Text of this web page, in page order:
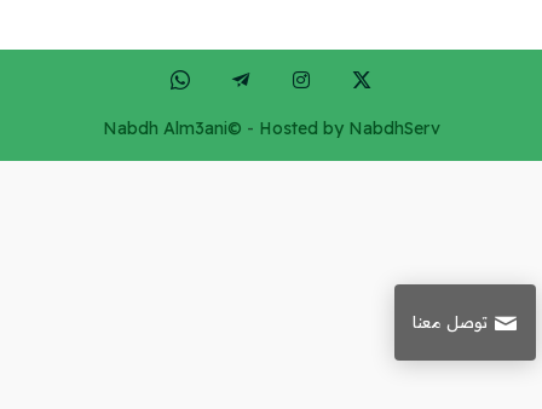
Nabdh Alm3ani© - Hosted by NabdhServ
توصل معنا